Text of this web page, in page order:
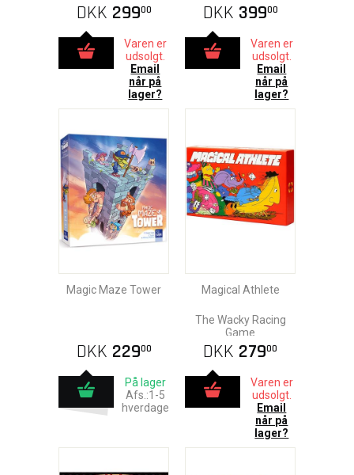
DKK 29900
Varen er
udsolgt.
Email
når på
lager?
DKK 39900
Varen er
udsolgt.
Email
når på
lager?
Magic Maze Tower
DKK 22900
På lager
Afs.:1-5
hverdage
Magical Athlete
The Wacky Racing
Game
DKK 27900
Varen er
udsolgt.
Email
når på
lager?